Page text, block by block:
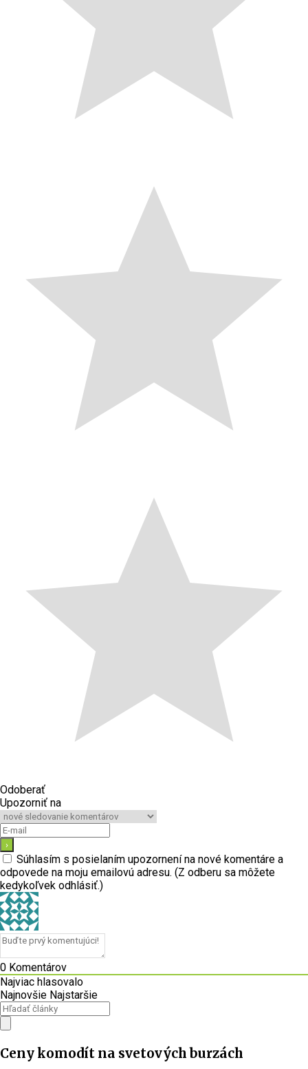
Odoberať
Upozorniť na
Súhlasím s posielaním upozornení na nové komentáre a
odpovede na moju emailovú adresu. (Z odberu sa môžete
kedykoľvek odhlásiť.)
0 Komentárov
Najviac hlasovalo
Najnovšie Najstaršie
Ceny komodít na svetových burzách